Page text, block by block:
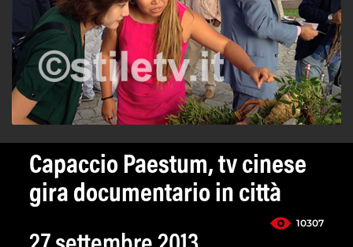
Capaccio Paestum, tv cinese
gira documentario in città
10307